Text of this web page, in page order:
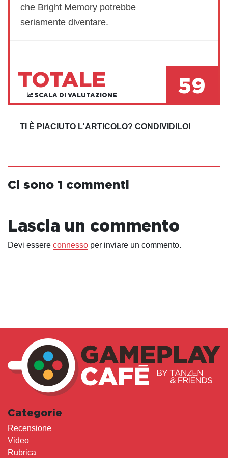
che Bright Memory potrebbe
seriamente diventare.
TOTALE
SCALA DI VALUTAZIONE 59
TI È PIACIUTO L'ARTICOLO? CONDIVIDILO!
Ci sono 1 commenti
Lascia un commento
Devi essere connesso per inviare un commento.
Categorie
Recensione
Video
Rubrica